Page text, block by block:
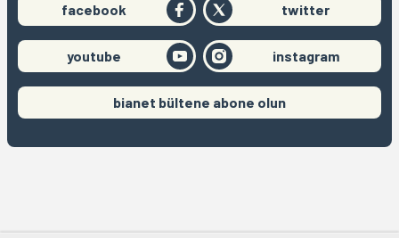
facebook twitter
youtube instagram
bianet bültene abone olun